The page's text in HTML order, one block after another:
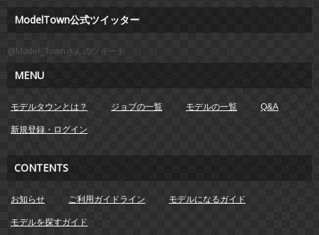
ModelTown公式ツイッター
@Model_Townさんのツイート
MENU
モデルタウンとは？ ジョブの一覧 モデルの一覧 Q&A
新規登録・ログイン
CONTENTS
お知らせ ご利用ガイドライン モデルになるガイド
モデルを探すガイド